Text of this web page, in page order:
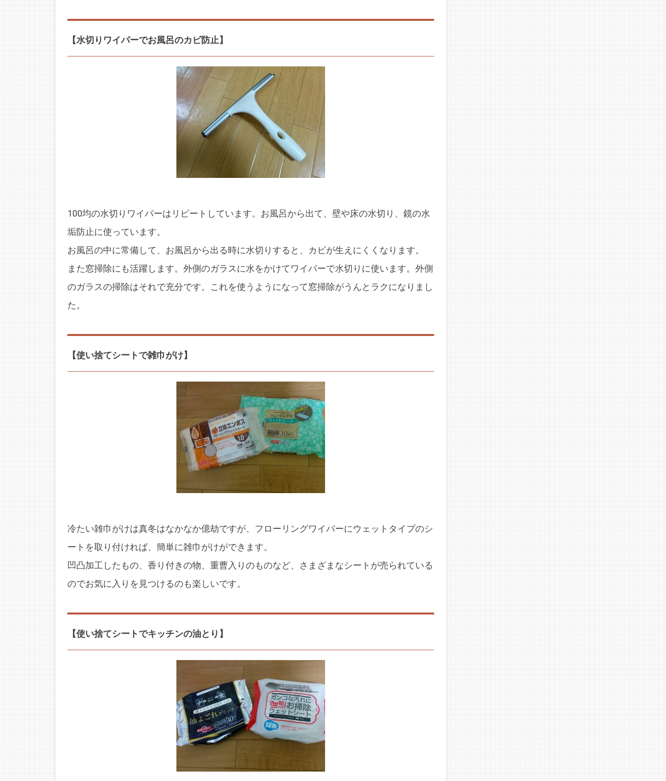
【水切りワイパーでお風呂のカビ防止】
100均の水切りワイパーはリピートしています。お風呂から出て、壁や床の水切り、鏡の水
垢防止に使っています。
お風呂の中に常備して、お風呂から出る時に水切りすると、カビが生えにくくなります。
また窓掃除にも活躍します。外側のガラスに水をかけてワイパーで水切りに使います。外側
のガラスの掃除はそれで充分です。これを使うようになって窓掃除がうんとラクになりまし
た。
【使い捨てシートで雑巾がけ】
冷たい雑巾がけは真冬はなかなか億劫ですが、フローリングワイパーにウェットタイプのシ
ートを取り付ければ、簡単に雑巾がけができます。
凹凸加工したもの、香り付きの物、重曹入りのものなど、さまざまなシートが売られている
のでお気に入りを見つけるのも楽しいです。
【使い捨てシートでキッチンの油とり】